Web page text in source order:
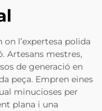
l’expertesa polida
Artesans mestres,
de generació en
peça. Empren eines
minucioses per
plana i una